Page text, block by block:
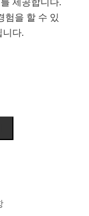
험을 할 수 있
니다.